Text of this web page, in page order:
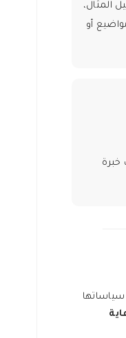
المثال،
أو
خبرة
سياساتها